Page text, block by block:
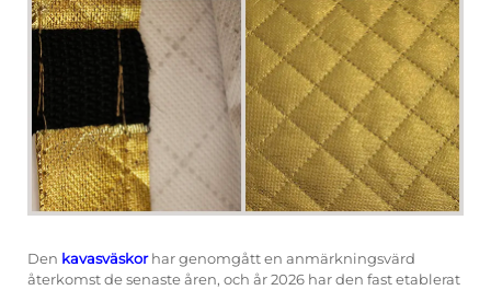
Den kavasväskorhar genomgått en anmärkningsvärd
återkomst de senaste åren, och år 2026 har den fast etablerat